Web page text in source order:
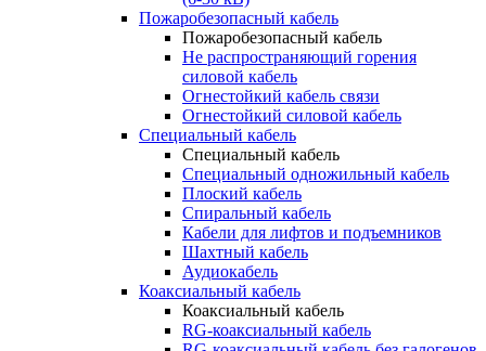
Пожаробезопасный кабель
Пожаробезопасный кабель
Не распространяющий горения
силовой кабель
Огнестойкий кабель связи
Огнестойкий силовой кабель
Специальный кабель
Специальный кабель
Специальный одножильный кабель
Плоский кабель
Спиральный кабель
Кабели для лифтов и подъемников
Шахтный кабель
Аудиокабель
Коаксиальный кабель
Коаксиальный кабель
RG-коаксиальный кабель